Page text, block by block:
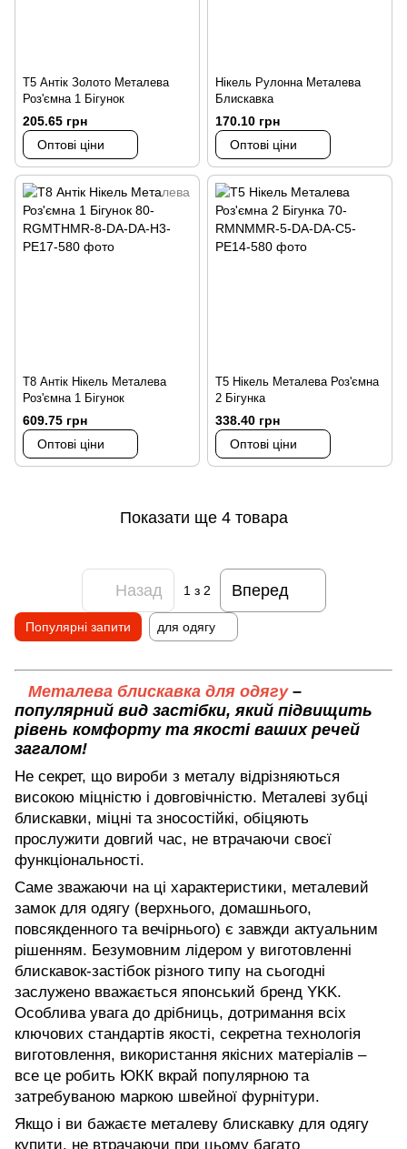
Т5 Антік Золото Металева
Роз'ємна 1 Бігунок
205.65 грн
Оптові ціни
Нікель Рулонна Металева
Блискавка
170.10 грн
Оптові ціни
Т8 Антік Нікель Металева
Роз'ємна 1 Бігунок
609.75 грн
Оптові ціни
Т5 Нікель Металева Роз'ємна
2 Бігунка
338.40 грн
Оптові ціни
Показати ще 4 товара
Назад 1з 2 Вперед
Металева блискавка для одягу –
популярний вид застібки, який підвищить
рівень комфорту та якості ваших речей
загалом!
Не секрет, що вироби з металу відрізняються
високою міцністю і довговічністю. Металеві зубці
блискавки, міцні та зносостійкі, обіцяють
прослужити довгий час, не втрачаючи своєї
функціональності.
Саме зважаючи на ці характеристики, металевий
замок для одягу (верхнього, домашнього,
повсякденного та вечірнього) є завжди актуальним
рішенням. Безумовним лідером у виготовленні
блискавок-застібок різного типу на сьогодні
заслужено вважається японський бренд YKK.
Особлива увага до дрібниць, дотримання всіх
ключових стандартів якості, секретна технологія
виготовлення, використання якісних матеріалів –
все це робить ЮКК вкрай популярною та
затребуваною маркою швейної фурнітури.
Якщо і ви бажаєте металеву блискавку для одягу
купити, не втрачаючи при цьому багато
Популярні запити для одягу